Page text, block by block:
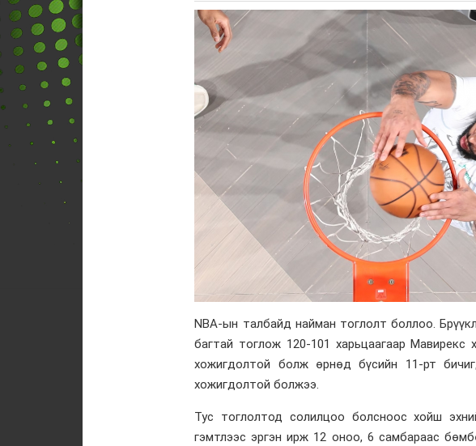
NBA-ын талбайд найман тоглолт боллоо.
багтай тоглож 120-101 харьцаагаар
хожигдолтой болж өрнөд бүсийн 11-рт
хожигдолтой болжээ.
Тус тоглолтод солилцоо болсноос хойш
гэмтлээс эргэн ирж 12 оноо, 6 самбараас